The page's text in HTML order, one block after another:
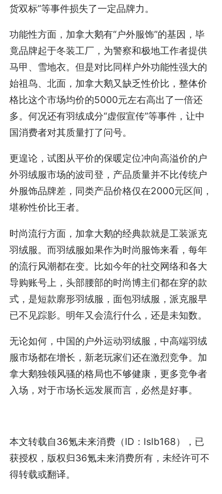
货双标”等事件损失了一定品牌力。
功能性方面，加拿大鹅有“户外服饰”的基因，毕
竟品牌起于冬装工厂，为警察和极地工作者提供
马甲、雪地衣。但是对比同样户外功能性强大的
始祖鸟、北面，加拿大鹅又缺乏性价比，整体价
格比这个市场均价的5000元左右高出了一倍还
多。何况还有羽绒成分“虚假宣传”等事件，让中
国消费者对其质量打了问号。
更遑论，试图从平价的保暖定位冲向高溢价的户
外羽绒服市场的波司登，产品质量并不比传统户
外服饰品牌差，同类产品价格仅在2000元区间，
堪称性价比王者。
时尚流行方面，加拿大鹅的经典款就是工装派克
羽绒服。而羽绒服如果作为时尚服饰来看，每年
的流行风潮都在变。比如今年的社交网络和各大
导购账号上，头部腰部的时尚博主们都在穿的款
式，是短款廓形羽绒服，面包羽绒服，派克服早
已不见踪影。明年又会流行什么，还是未知数。
无论如何，中国的户外运动羽绒服，中高端羽绒
服市场都在增长，新老玩家们还在激烈竞争。加
拿大鹅独领风骚的格局也不够健康，更多竞争者
入场，对于市场长远发展而言，必然是好事。
本文转载自36氪未来消费 （ID：lslb168），已
获授权，版权归36氪未来消费所有，未经许可不
得转载或翻译。